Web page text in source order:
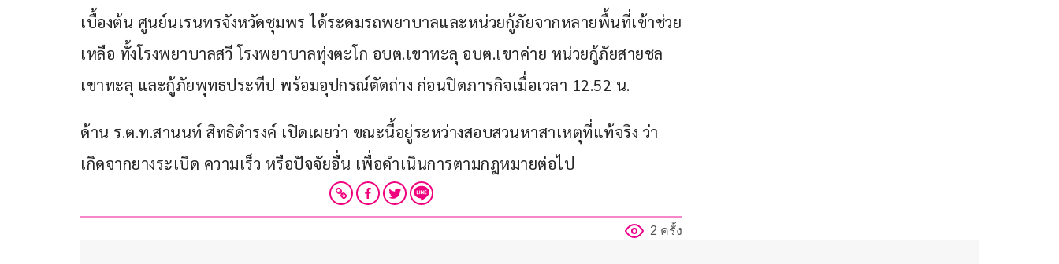
เบื้องต้น ศูนย์นเรนทรจังหวัดชุมพร ได้ระดมรถพยาบาลและหน่วยกู้ภัยจากหลายพื้นที่เข้าช่วย
เหลือ ทั้งโรงพยาบาลสวี โรงพยาบาลทุ่งตะโก อบต.เขาทะลุ อบต.เขาค่าย หน่วยกู้ภัยสายชล
เขาทะลุ และกู้ภัยพุทธประทีป พร้อมอุปกรณ์ตัดถ่าง ก่อนปิดภารกิจเมื่อเวลา 12.52 น.
ด้าน ร.ต.ท.สานนท์ สิทธิดำรงค์ เปิดเผยว่า ขณะนี้อยู่ระหว่างสอบสวนหาสาเหตุที่แท้จริง ว่า
เกิดจากยางระเบิด ความเร็ว หรือปัจจัยอื่น เพื่อดำเนินการตามกฎหมายต่อไป
2 ครั้ง